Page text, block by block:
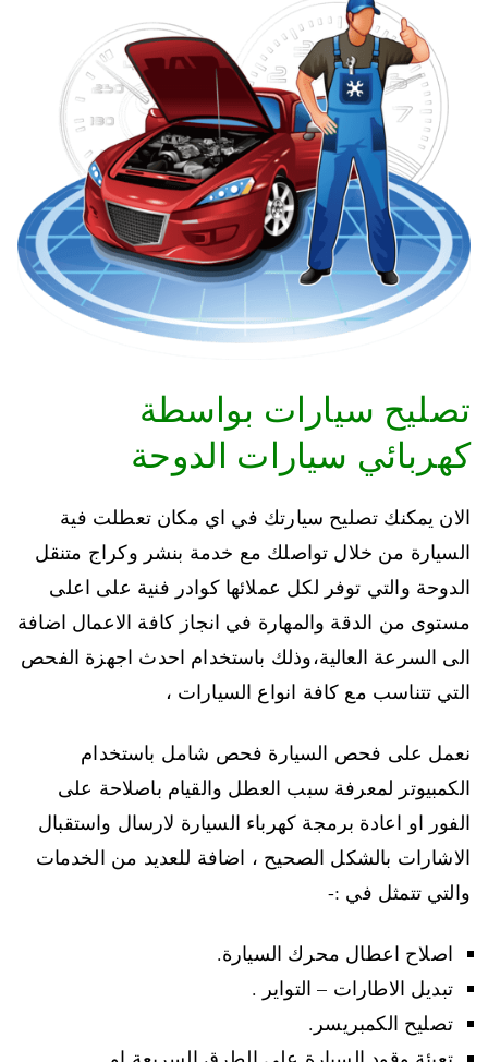
تصليح سيارات بواسطة
كهربائي سيارات الدوحة
الان يمكنك تصليح سيارتك في اي مكان تعطلت فية
السيارة من خلال تواصلك مع خدمة بنشر وكراج متنقل
الدوحة والتي توفر لكل عملائها كوادر فنية على اعلى
مستوى من الدقة والمهارة في انجاز كافة الاعمال اضافة
الى السرعة العالية،وذلك باستخدام احدث اجهزة الفحص
التي تتناسب مع كافة انواع السيارات ،
نعمل على فحص السيارة فحص شامل باستخدام
الكمبيوتر لمعرفة سبب العطل والقيام باصلاحة على
الفور او اعادة برمجة كهرباء السيارة لارسال واستقبال
الاشارات بالشكل الصحيح ، اضافة للعديد من الخدمات
والتي تتمثل في :-
اصلاح اعطال محرك السيارة.
تبديل الاطارات – التواير .
تصليح الكمبريسر.